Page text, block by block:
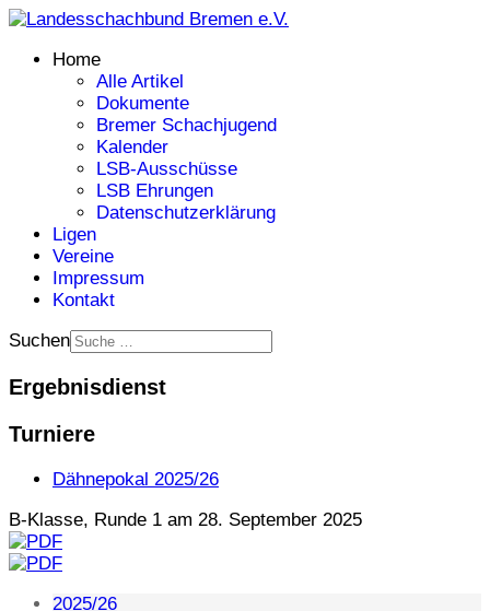
Home
Alle Artikel
Dokumente
Bremer Schachjugend
Kalender
LSB-Ausschüsse
LSB Ehrungen
Datenschutzerklärung
Ligen
Vereine
Impressum
Kontakt
Suchen
Ergebnisdienst
Turniere
Dähnepokal 2025/26
B-Klasse, Runde 1 am 28. September 2025
2025/26